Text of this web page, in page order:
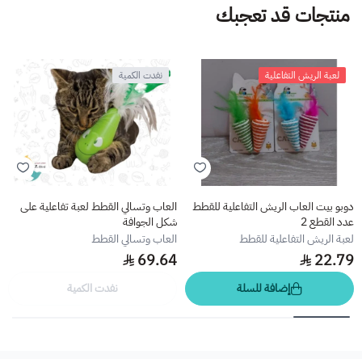
منتجات قد تعجبك
لعبة الريش التفاعلية
دوبو بيت العاب الريش التفاعلية للقطط
عدد القطع 2
لعبة الريش التفاعلية للقطط
22.79
إضافة للسلة
نفدت الكمية
العاب وتسالي القطط لعبة تفاعلية على
شكل الجوافة
العاب وتسالي القطط
69.64
نفدت الكمية